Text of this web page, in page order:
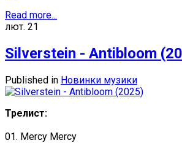
Read more...
лют. 21
Silverstein - Antibloom
Published in Новинки музики
Трелист:
01. Mercy Mercy